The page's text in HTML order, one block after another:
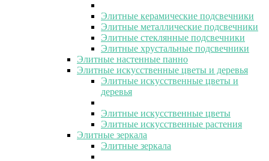
Элитные керамические подсвечники
Элитные металлические подсвечники
Элитные стеклянные подсвечники
Элитные хрустальные подсвечники
Элитные настенные панно
Элитные искусственные цветы и деревья
Элитные искусственные цветы и
деревья
Элитные искусственные цветы
Элитные искусственные растения
Элитные зеркала
Элитные зеркала